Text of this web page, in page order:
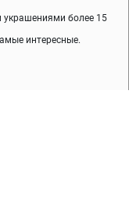
украшениями более 15
интересные.
сплав), которое не
аллергию.
выбирайте те,
курьер.